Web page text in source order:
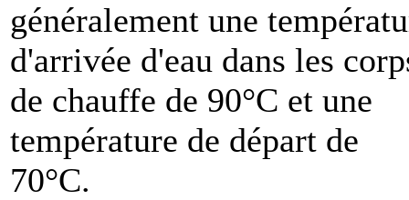
généralement une
d'arrivée d'eau dans les
de chauffe de 90°C et une
température de départ de
70°C.